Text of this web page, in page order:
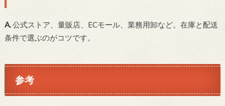
A.公式ストア、量販店、ECモール、業務用卸など。在庫と配送
条件で選ぶのがコツです。
参考